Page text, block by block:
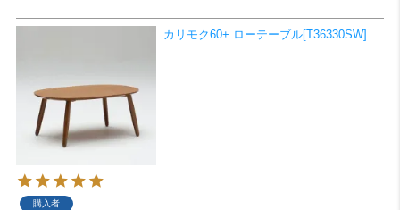
カリモク60+ ローテーブル[T36330SW]
購入者